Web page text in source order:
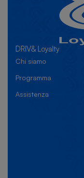
DRIV& Loyalty
Chi siamo
Programma
Assistenza